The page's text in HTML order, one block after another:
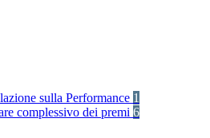
sulla Performance 1
complessivo dei premi 6